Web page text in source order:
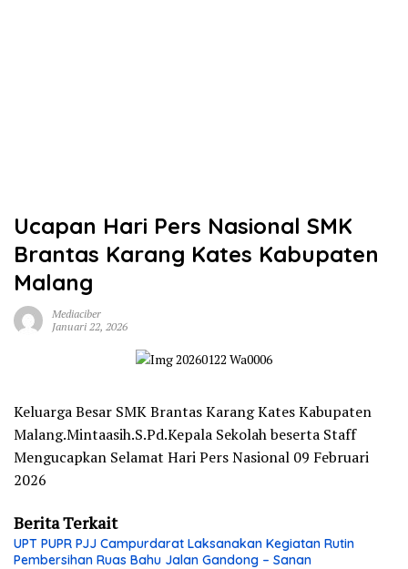
Ucapan Hari Pers Nasional SMK
Brantas Karang Kates Kabupaten
Malang
Mediaciber
Januari 22, 2026
Keluarga Besar SMK Brantas Karang Kates Kabupaten
Malang.Mintaasih.S.Pd.Kepala Sekolah beserta Staff
Mengucapkan Selamat Hari Pers Nasional 09 Februari
2026
Berita Terkait
UPT PUPR PJJ Campurdarat Laksanakan Kegiatan Rutin
Pembersihan Ruas Bahu Jalan Gandong – Sanan